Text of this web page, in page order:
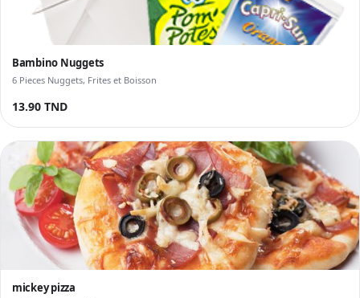
Bambino Nuggets
6 Pieces Nuggets, Frites et Boisson
13.90 TND
mickey pizza